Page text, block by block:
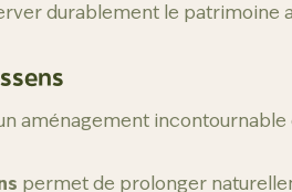
durablement le patrimoine
aménagement
permet de prolonger